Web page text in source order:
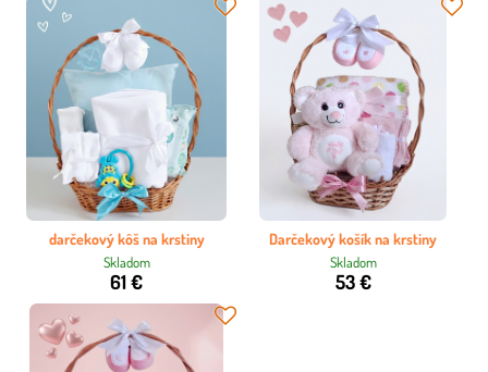
darčekový kôš na krstiny
Skladom
61 €
Darčekový košík na krstiny
Skladom
53 €